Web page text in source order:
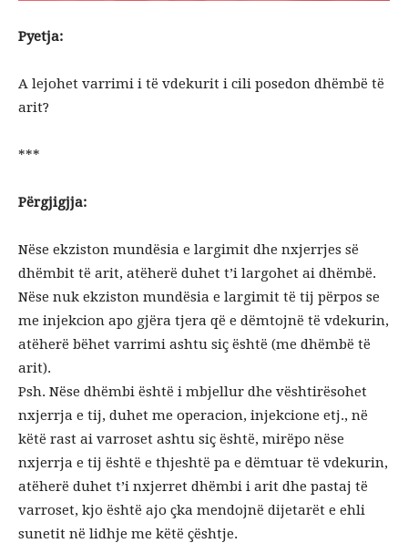
Pyetja:
A lejohet varrimi i të vdekurit i cili posedon dhëmbë të
arit?
***
Përgjigjja:
Nëse ekziston mundësia e largimit dhe nxjerrjes së
dhëmbit të arit, atëherë duhet t’i largohet ai dhëmbë.
Nëse nuk ekziston mundësia e largimit të tij përpos se
me injekcion apo gjëra tjera që e dëmtojnë të vdekurin,
atëherë bëhet varrimi ashtu siç është (me dhëmbë të
arit).
Psh. Nëse dhëmbi është i mbjellur dhe vështirësohet
nxjerrja e tij, duhet me operacion, injekcione etj., në
këtë rast ai varroset ashtu siç është, mirëpo nëse
nxjerrja e tij është e thjeshtë pa e dëmtuar të vdekurin,
atëherë duhet t’i nxjerret dhëmbi i arit dhe pastaj të
varroset, kjo është ajo çka mendojnë dijetarët e ehli
sunetit në lidhje me këtë çështje.